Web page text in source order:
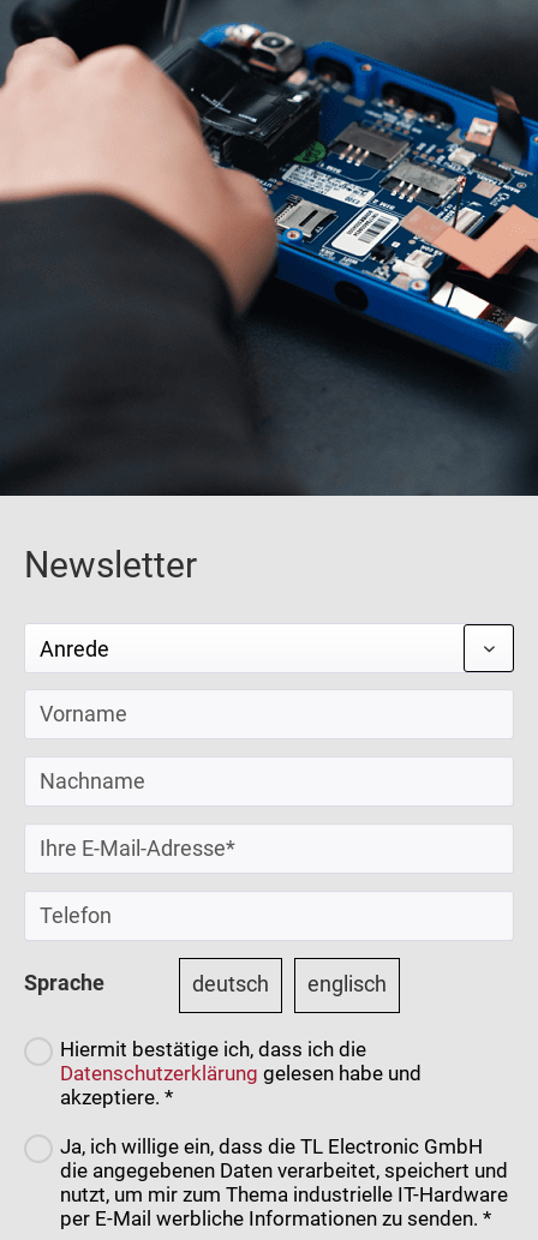
Newsletter
Sprache deutsch englisch
Hiermit bestätige ich, dass ich die
Datenschutzerklärung gelesen habe und
akzeptiere. *
Ja, ich willige ein, dass die TL Electronic GmbH
die angegebenen Daten verarbeitet, speichert und
nutzt, um mir zum Thema industrielle IT-Hardware
per E-Mail werbliche Informationen zu senden. *